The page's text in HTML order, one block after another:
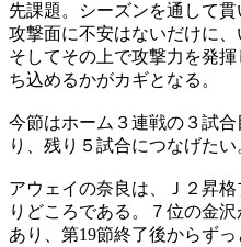
先課題。シーズンを通して貫
攻撃面に不安はないだけに、
そしてその上で攻撃力を発
ち込めるかがカギとなる。
今節はホーム３連戦の３試
り、残り５試合につなげたい
アウェイの奈良は、Ｊ２昇
りどころである。７位の金
あり、第19節終了後からず